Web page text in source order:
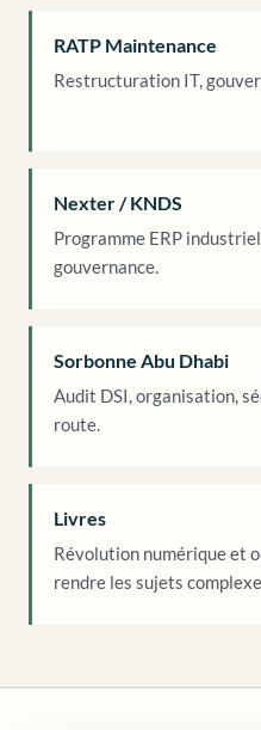
RATP Maintenance
Restructuration IT,
Nexter / KNDS
Programme ERP
gouvernance.
Sorbonne Abu Dhabi
Audit DSI, organisation,
route.
Livres
Révolution numérique et
rendre les sujets